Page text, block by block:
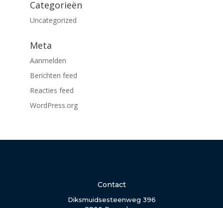
Categorieën
Uncategorized
Meta
Aanmelden
Berichten feed
Reacties feed
WordPress.org
Contact
Diksmuidsesteenweg 396